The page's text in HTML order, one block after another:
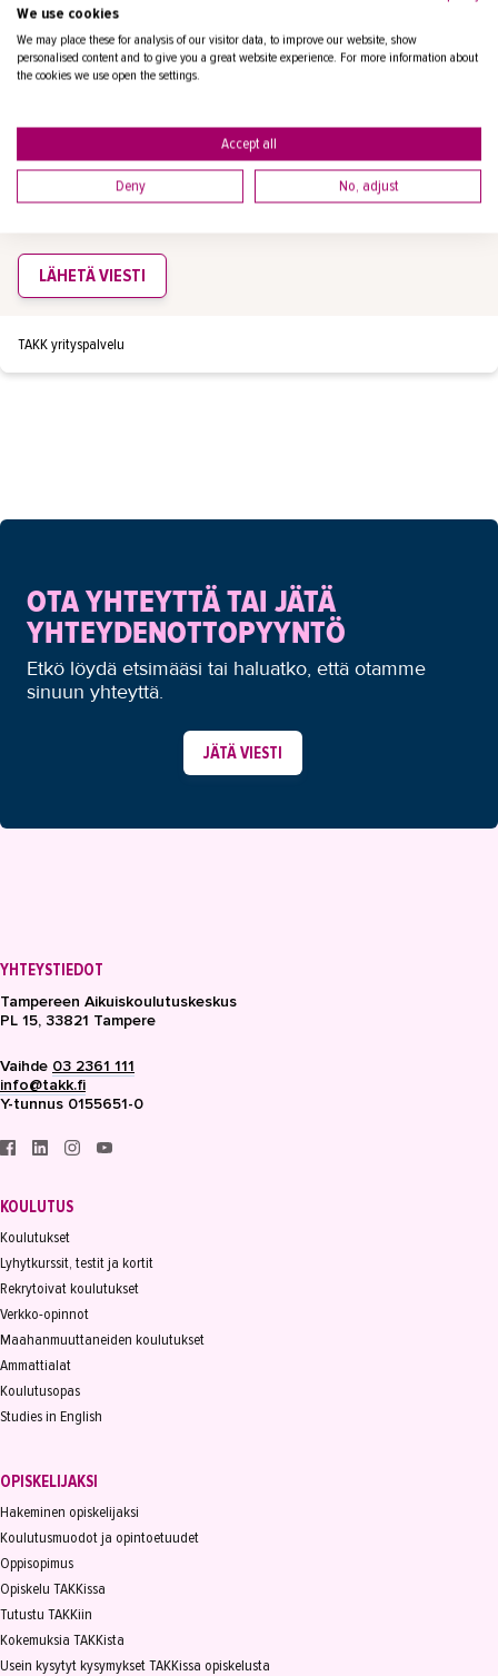
TAKK yrityspalvelu
HYVÖNEN ROSA
yrityspalvelupäällikkö
puh.+358447906428
LÄHETÄ VIESTI
TAKK yrityspalvelu
OTA YHTEYTTÄ TAI JÄTÄ
YHTEYDENOTTOPYYNTÖ
Etkö löydä etsimääsi tai haluatko, että otamme
sinuun yhteyttä.
JÄTÄ VIESTI
YHTEYSTIEDOT
Tampereen Aikuiskoulutuskeskus
PL 15, 33821 Tampere
Vaihde 03 2361 111
info@takk.fi
Y-tunnus 0155651-0
KOULUTUS
Koulutukset
Lyhytkurssit, testit ja kortit
Rekrytoivat koulutukset
Verkko-opinnot
Maahanmuuttaneiden koulutukset
Ammattialat
Koulutusopas
Studies in English
OPISKELIJAKSI
Hakeminen opiskelijaksi
Koulutusmuodot ja opintoetuudet
Oppisopimus
Opiskelu TAKKissa
Tutustu TAKKiin
Kokemuksia TAKKista
Usein kysytyt kysymykset TAKKissa opiskelusta
We use cookies
We may place these for analysis of our visitor data, to improve our website, show
personalised content and to give you a great website experience. For more information about
the cookies we use open the settings.
Accept all
Deny No, adjust